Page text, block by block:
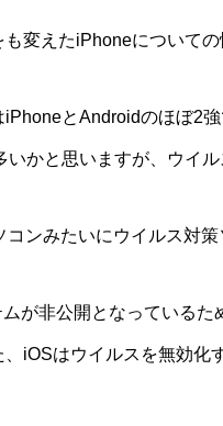
変えたiPhoneについて
iPhoneとAndroidのほぼ2
かと思いますが、ウイ
ンみたいにウイルス対
が非公開となっている
iOSはウイルスを無効